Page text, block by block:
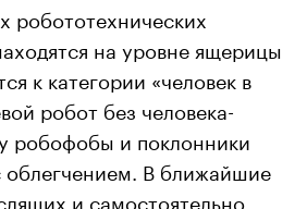
робототехнических
на уровне ящерицы
к категории «человек в
робот без человека-
робофобы и поклонники
облегчением. В ближайшие
и самостоятельно